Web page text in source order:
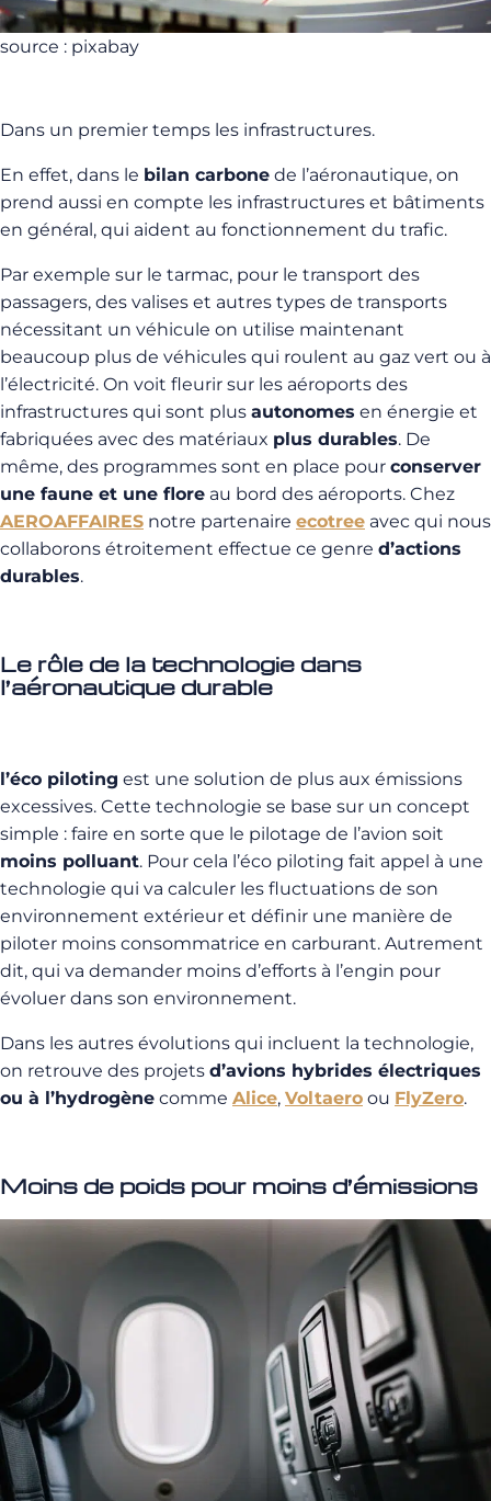
source : pixabay
Dans un premier temps les infrastructures.
En effet, dans le bilan carbone de l’aéronautique, on
prend aussi en compte les infrastructures et bâtiments
en général, qui aident au fonctionnement du trafic.
Par exemple sur le tarmac, pour le transport des
passagers, des valises et autres types de transports
nécessitant un véhicule on utilise maintenant
beaucoup plus de véhicules qui roulent au gaz vert ou à
l’électricité. On voit fleurir sur les aéroports des
infrastructures qui sont plus autonomes en énergie et
fabriquées avec des matériaux plus durables. De
même, des programmes sont en place pour conserver
une faune et une flore au bord des aéroports. Chez
AEROAFFAIRES notre partenaire ecotree avec qui nous
collaborons étroitement effectue ce genre d’actions
durables.
Le rôle de la technologie dans
l’aéronautique durable
l’éco piloting est une solution de plus aux émissions
excessives. Cette technologie se base sur un concept
simple : faire en sorte que le pilotage de l’avion soit
moins polluant. Pour cela l’éco piloting fait appel à une
technologie qui va calculer les fluctuations de son
environnement extérieur et définir une manière de
piloter moins consommatrice en carburant. Autrement
dit, qui va demander moins d’efforts à l’engin pour
évoluer dans son environnement.
Dans les autres évolutions qui incluent la technologie,
on retrouve des projets d’avions hybrides électriques
ou à l’hydrogène comme Alice, Voltaero ou FlyZero.
Moins de poids pour moins d’émissions